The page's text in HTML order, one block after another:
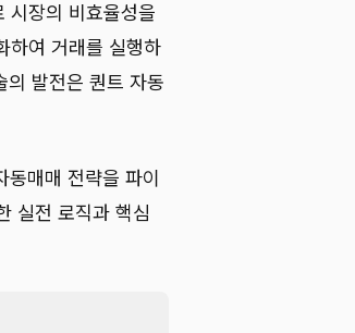
시장의 비효율성을
하여 거래를 실행하
발전은 퀀트 자동
매매 전략을 파이
실전 로직과 핵심